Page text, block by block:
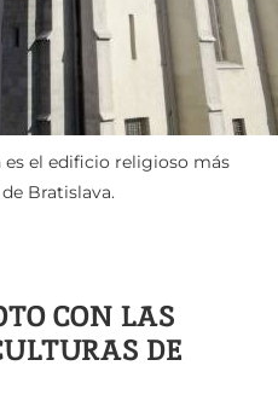
es el edificio religioso más
Bratislava.
CON LAS
DE